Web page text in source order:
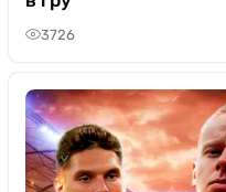
3726